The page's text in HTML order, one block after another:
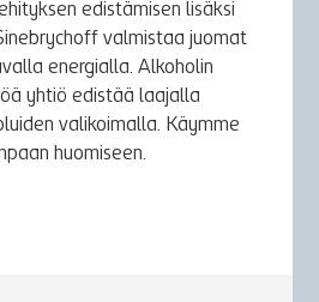
edistämisen lisäksi
valmistaa juomat
energialla. Alkoholin
yhtiö edistää laajalla
valikoimalla. Käymme
huomiseen.